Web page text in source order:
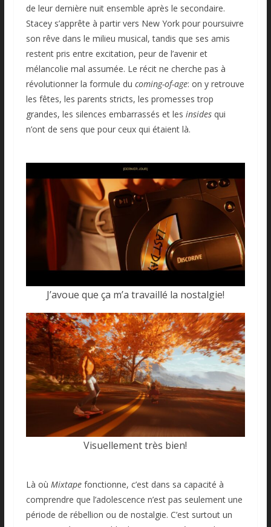
de leur dernière nuit ensemble après le secondaire.
Stacey s’apprête à partir vers New York pour poursuivre
son rêve dans le milieu musical, tandis que ses amis
restent pris entre excitation, peur de l’avenir et
mélancolie mal assumée. Le récit ne cherche pas à
révolutionner la formule du coming-of-age: on y retrouve
les fêtes, les parents stricts, les promesses trop
grandes, les silences embarrassés et les insidesqui
n’ont de sens que pour ceux qui étaient là.
J’avoue que ça m’a travaillé la nostalgie!
Visuellement très bien!
Là où Mixtapefonctionne, c’est dans sa capacité à
comprendre que l’adolescence n’est pas seulement une
période de rébellion ou de nostalgie. C’est surtout un